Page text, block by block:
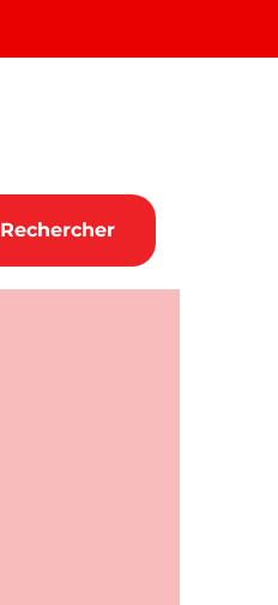
Rechercher